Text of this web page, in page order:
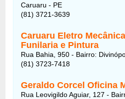
Caruaru - PE
(81) 3721-3639
Caruaru Eletro
Funilaria e Pintura
Rua Bahia, 950 - Bairro:
(81) 3723-7418
Geraldo Corcel Oficina
Rua Leovigildo Aguiar, 127 -